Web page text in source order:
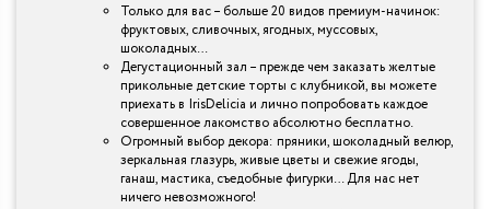
Только для вас – больше 20 видов премиум-начинок:
фруктовых, сливочных, ягодных, муссовых,
шоколадных…
Дегустационный зал – прежде чем заказать желтые
прикольные детские торты с клубникой, вы можете
приехать в IrisDelicia и лично попробовать каждое
совершенное лакомство абсолютно бесплатно.
Огромный выбор декора: пряники, шоколадный велюр,
зеркальная глазурь, живые цветы и свежие ягоды,
ганаш, мастика, съедобные фигурки… Для нас нет
ничего невозможного!